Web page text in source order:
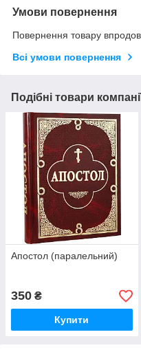
Умови повернення
Повернення товару
Всі умови повернення
Подібні товари
Апостол (паралельний)
350 ₴
Купити